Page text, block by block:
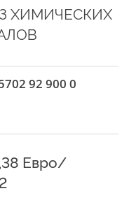
ХИМИЧЕСКИХ
92 900 0
Евро/